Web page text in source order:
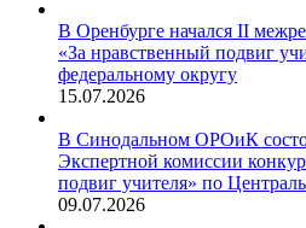
В Оренбурге начался II
«За нравственный подвиг
федеральному округу
15.07.2026
В Синодальном ОРОиК
Экспертной комиссии
подвиг учителя» по
09.07.2026